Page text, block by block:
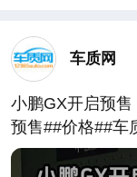
车质网
小鹏GX开启预
预售##价格##车